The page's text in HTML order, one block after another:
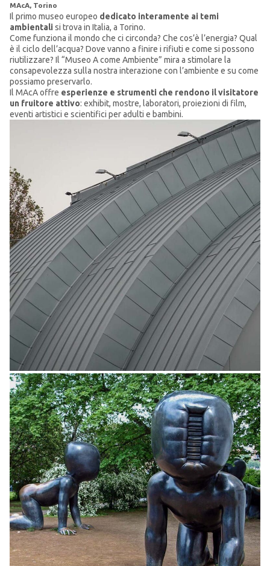
MAcA, Torino
Il primo museo europeo dedicato interamente ai temi
ambientali si trova in Italia, a Torino.
Come funziona il mondo che ci circonda? Che cos’è l’energia? Qual
è il ciclo dell’acqua? Dove vanno a finire i rifiuti e come si possono
riutilizzare? Il “Museo A come Ambiente” mira a stimolare la
consapevolezza sulla nostra interazione con l’ambiente e su come
possiamo preservarlo.
Il MAcA offre esperienze e strumenti che rendono il visitatore
un fruitore attivo: exhibit, mostre, laboratori, proiezioni di film,
eventi artistici e scientifici per adulti e bambini.